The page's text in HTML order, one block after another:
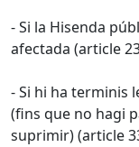
- Si la Hisenda
afectada (article
- Si hi ha terminis
(fins que no hagi
suprimir) (article